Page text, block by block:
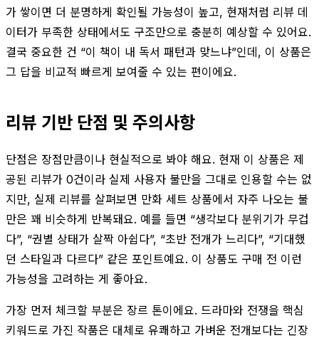
가 쌓이면 더 분명하게 확인될 가능성이 높고, 현재처럼 리뷰 데
이터가 부족한 상태에서도 구조만으로 충분히 예상할 수 있어요.
결국 중요한 건 “이 책이 내 독서 패턴과 맞느냐”인데, 이 상품은
그 답을 비교적 빠르게 보여줄 수 있는 편이에요.
리뷰 기반 단점 및 주의사항
단점은 장점만큼이나 현실적으로 봐야 해요. 현재 이 상품은 제
공된 리뷰가 0건이라 실제 사용자 불만을 그대로 인용할 수는 없
지만, 실제 리뷰를 살펴보면 만화 세트 상품에서 자주 나오는 불
만은 꽤 비슷하게 반복돼요. 예를 들면 “생각보다 분위기가 무겁
다”, “권별 상태가 살짝 아쉽다”, “초반 전개가 느리다”, “기대했
던 스타일과 다르다” 같은 포인트예요. 이 상품도 구매 전 이런
가능성을 고려하는 게 좋아요.
가장 먼저 체크할 부분은 장르 톤이에요. 드라마와 전쟁을 핵심
키워드로 가진 작품은 대체로 유쾌하고 가벼운 전개보다는 긴장